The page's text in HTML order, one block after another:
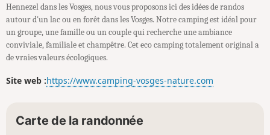
Hennezel dans les Vosges, nous vous proposons ici des idées de randos
autour d'un lac ou en forêt dans les Vosges. Notre camping est idéal pour
un groupe, une famille ou un couple qui recherche une ambiance
conviviale, familiale et champêtre. Cet eco camping totalement original a
de vraies valeurs écologiques.
Site web :https://www.camping-vosges-nature.com
Carte de la randonnée